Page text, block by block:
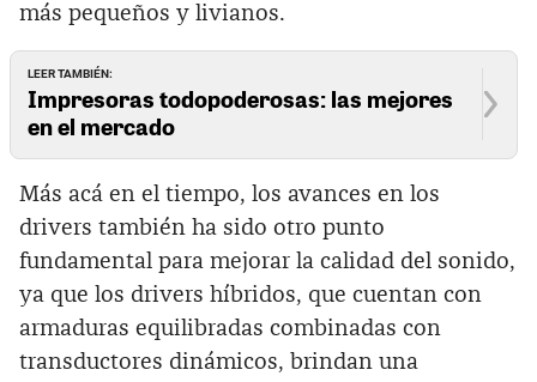
más pequeños y livianos.
LEER TAMBIÉN:
Impresoras todopoderosas: las mejores
en el mercado
Más acá en el tiempo, los avances en los
drivers también ha sido otro punto
fundamental para mejorar la calidad del sonido,
ya que los drivers híbridos, que cuentan con
armaduras equilibradas combinadas con
transductores dinámicos, brindan una